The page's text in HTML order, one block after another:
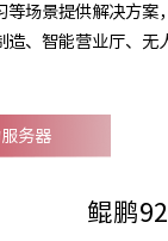
等场景提供解决方案
造、智能营业厅、无
务器
鲲鹏